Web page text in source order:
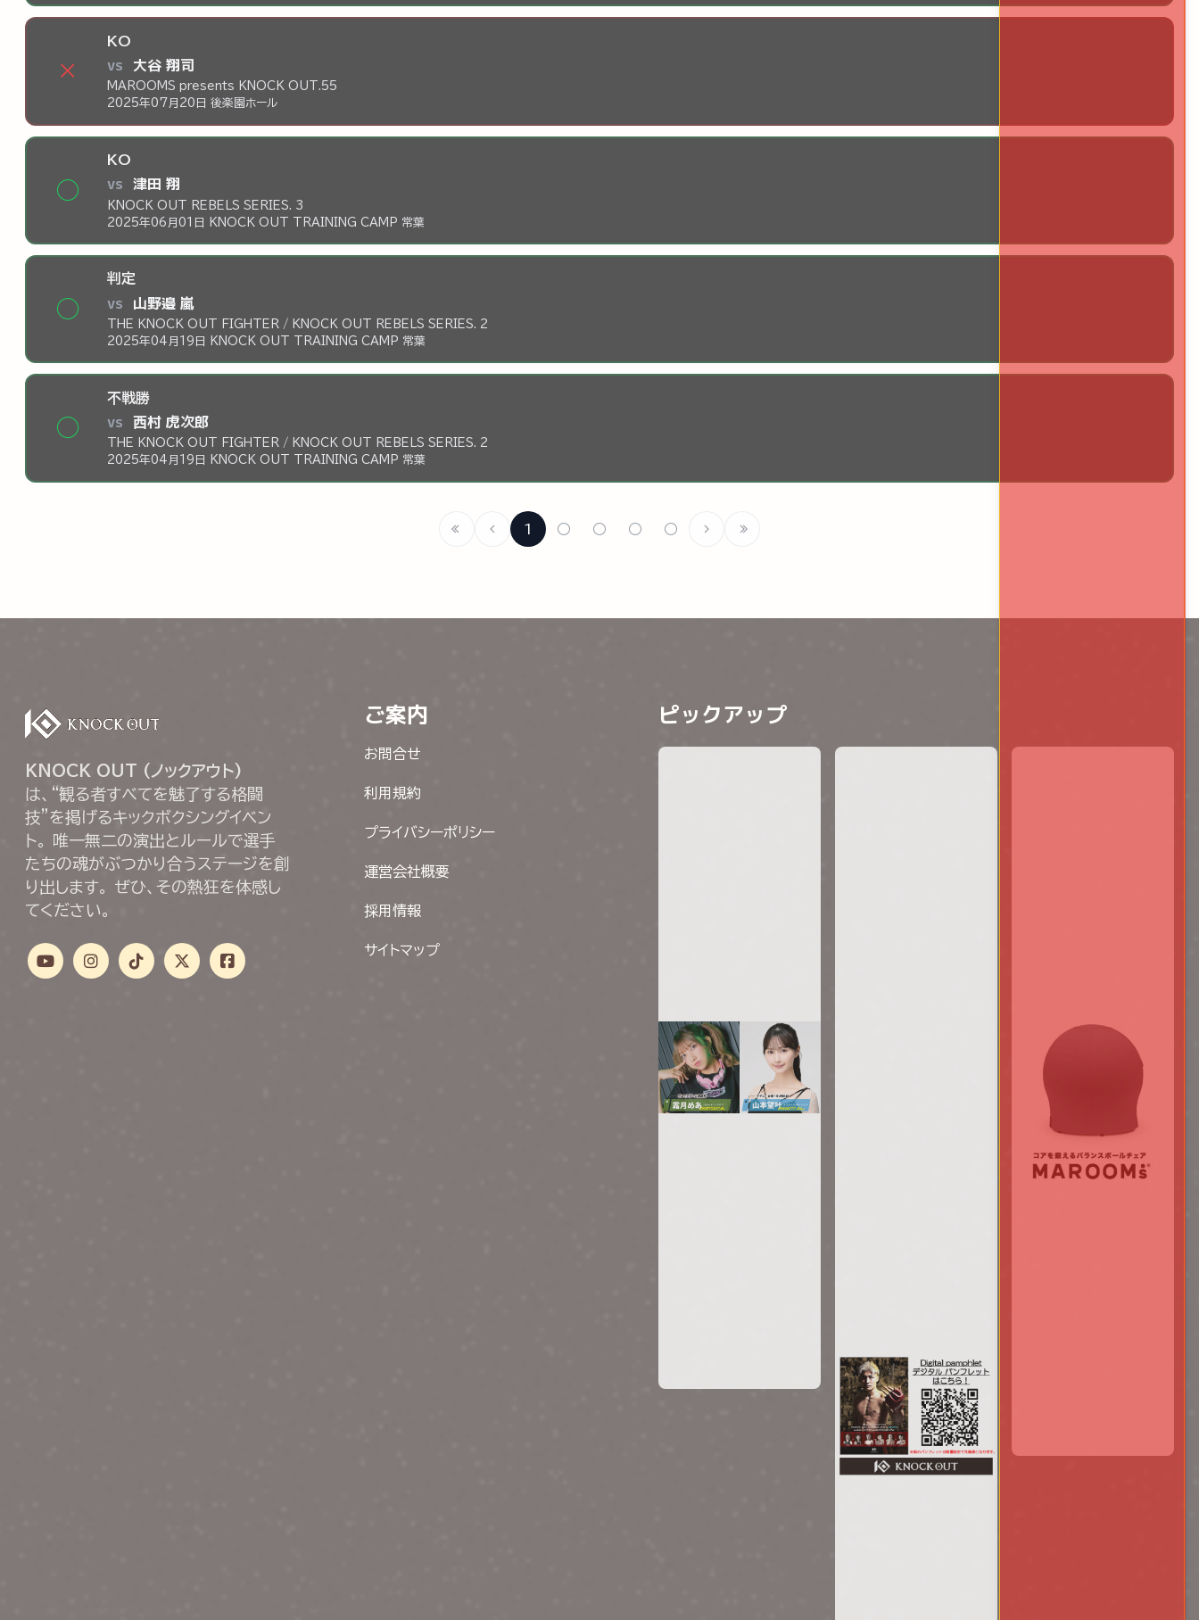
×
KO
vs 大谷 翔司
MAROOMS presents KNOCK OUT.55
2025年07月20日 後楽園ホール
◯
KO
vs 津田 翔
KNOCK OUT REBELS SERIES. 3
2025年06月01日 KNOCK OUT TRAINING CAMP 常葉
◯
判定
vs 山野邉 嵐
THE KNOCK OUT FIGHTER / KNOCK OUT REBELS SERIES. 2
2025年04月19日 KNOCK OUT TRAINING CAMP 常葉
◯
不戦勝
vs 西村 虎次郎
THE KNOCK OUT FIGHTER / KNOCK OUT REBELS SERIES. 2
2025年04月19日 KNOCK OUT TRAINING CAMP 常葉
1 ○ ○ ○ ○
KNOCK OUT (ノックアウト)
は、“観る者すべてを魅了する格闘
技”を掲げるキックボクシングイベン
ト。 唯一無二の演出とルールで選手
たちの魂がぶつかり合うステージを創
り出します。 ぜひ、その熱狂を体感し
てください。
ご案内
お問合せ
利用規約
プライバシーポリシー
運営会社概要
採用情報
サイトマップ
ピックアップ